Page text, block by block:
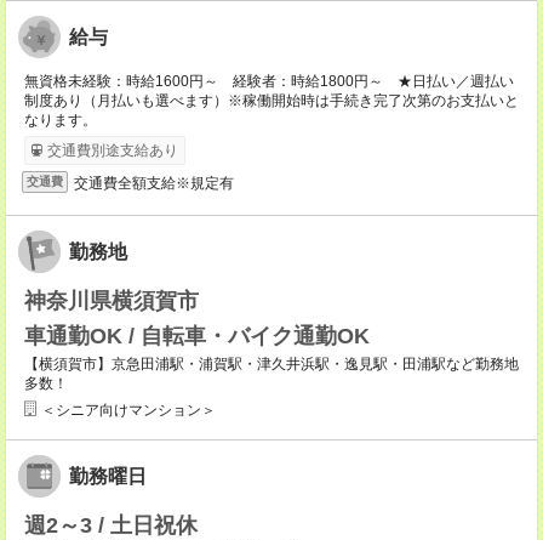
給与
無資格未経験：時給1600円～ 経験者：時給1800円～ ★日払い／週払い
制度あり（月払いも選べます）※稼働開始時は手続き完了次第のお支払いと
なります。
交通費別途支給あり
交通費 交通費全額支給※規定有
勤務地
神奈川県横須賀市
車通勤OK / 自転車・バイク通勤OK
【横須賀市】京急田浦駅・浦賀駅・津久井浜駅・逸見駅・田浦駅など勤務地
多数！
＜シニア向けマンション＞
勤務曜日
週2～3 / 土日祝休